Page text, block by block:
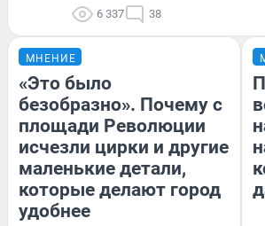
6 337 38
МНЕНИЕ
«Это было
безобразно». Почему с
площади Революции
исчезли цирки и другие
маленькие детали,
которые делают город
удобнее